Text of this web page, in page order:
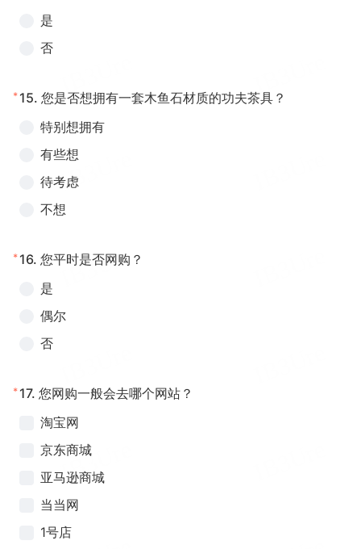
是
否
* 15. 您是否想拥有一套木鱼石材质的功夫茶具？
特别想拥有
有些想
待考虑
不想
* 16. 您平时是否网购？
是
偶尔
否
* 17. 您网购一般会去哪个网站？
淘宝网
京东商城
亚马逊商城
当当网
1号店